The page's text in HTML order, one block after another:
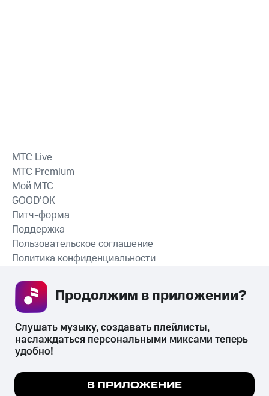
СКАЧАТЬ ПРИЛОЖЕНИЕ
MTС Live
MTС Premium
Мой МТС
GOOD’OK
Питч-форма
Поддержка
Пользовательское соглашение
Политика конфиденциальности
психотропных веществ, их аналогов причиняет вред здоровью,
их незаконный оборот запрещён и влечёт установленную
Мы используем куки, чтобы на сайте все
Подробнее
Слушать музыку, создавать плейлисты,
наслаждаться персональными миксами теперь
удобно!
В ПРИЛОЖЕНИЕ